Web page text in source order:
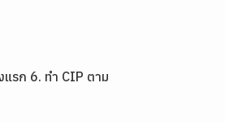
แรก 6. ทำ CIP ตาม